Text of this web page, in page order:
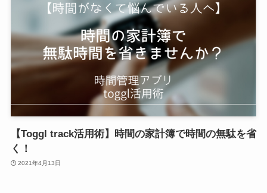
【Toggl track活用術】時間の家計簿で時間の無駄を省
く！
2021年4月13日